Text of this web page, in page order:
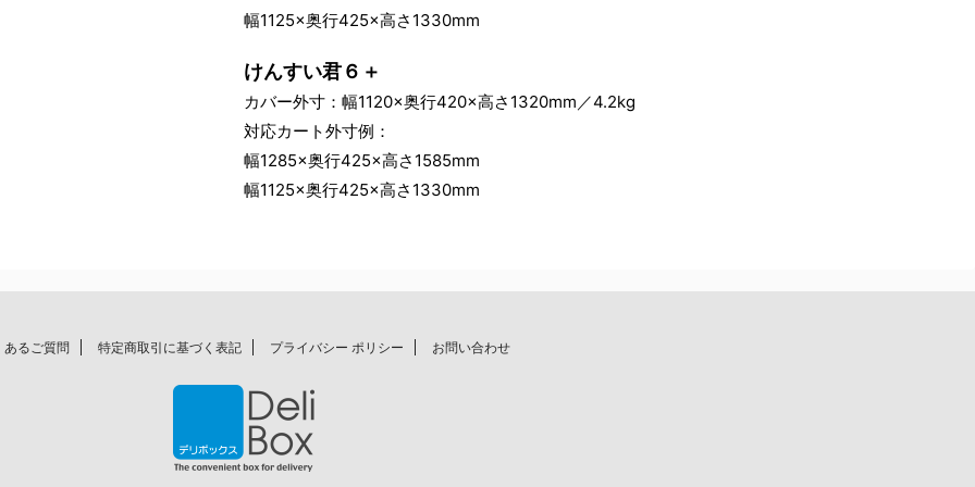
幅1125×奥行425×高さ1330mm
けんすい君６＋
カバー外寸：幅1120×奥行420×高さ1320mm／4.2kg
対応カート外寸例：
幅1285×奥行425×高さ1585mm
幅1125×奥行425×高さ1330mm
あるご質問 特定商取引に基づく表記 プライバシー ポリシー お問い合わせ